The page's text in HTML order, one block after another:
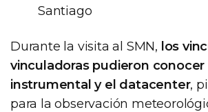
Santiago
Durante la visita al SMN, los
vinculadoras pudieron
instrumental y el datacenter,
para la observación